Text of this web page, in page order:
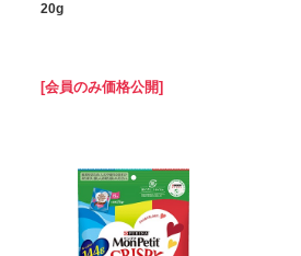
20g
[会員のみ価格公開]